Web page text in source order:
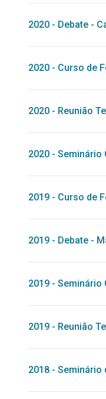
2020 - Debate -
2020 - Curso de
2020 - Reunião
2020 - Seminário
2019 - Curso de
2019 - Debate -
2019 - Seminário
2019 - Reunião
2018 - Seminário